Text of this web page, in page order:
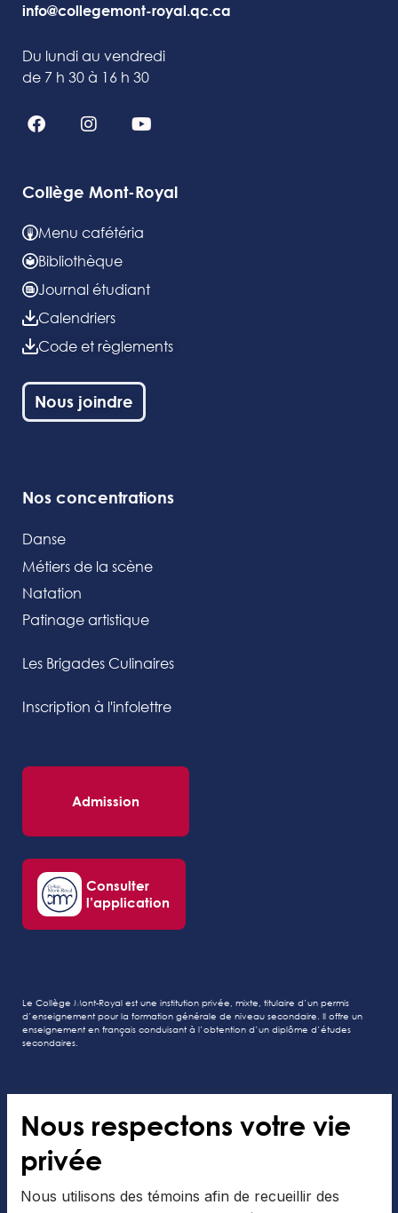
info@collegemont-royal.qc.ca
Du lundi au vendredi
de 7 h 30 à 16 h 30
Collège Mont-Royal
Menu cafétéria
Bibliothèque
Journal étudiant
Calendriers
Code et règlements
Nous joindre
Nos concentrations
Danse
Métiers de la scène
Natation
Patinage artistique
Les Brigades Culinaires
Inscription à l'infolettre
Admission
Consulter
l’application
Le Collège Mont-Royal est une institution privée, mixte, titulaire d’un permis
d’enseignement pour la formation générale de niveau secondaire. Il offre un
enseignement en français conduisant à l’obtention d’un diplôme d’études
secondaires.
Tous droits réservés au Collège Mont-Royal
Gérer les cookies
Nous respectons votre vie
privée
Nous utilisons des témoins afin de recueillir des